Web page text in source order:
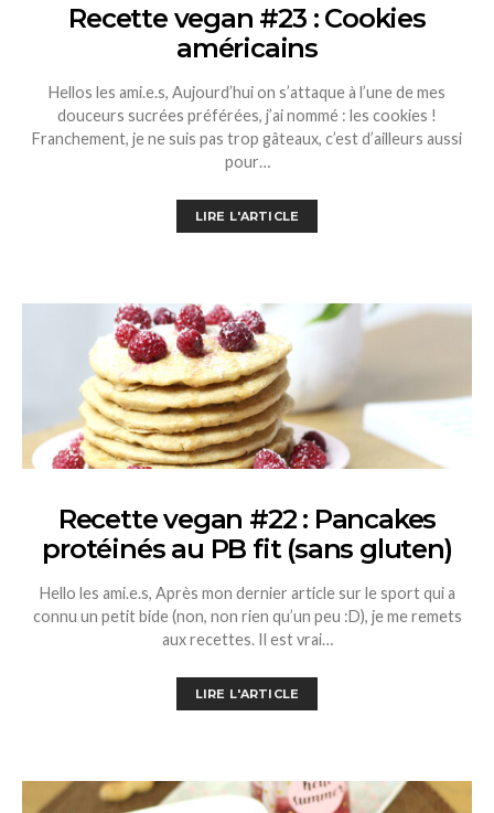
Recette vegan #23 : Cookies
américains
Hellos les ami.e.s, Aujourd’hui on s’attaque à l’une de mes
douceurs sucrées préférées, j’ai nommé : les cookies !
Franchement, je ne suis pas trop gâteaux, c’est d’ailleurs aussi
pour…
LIRE L'ARTICLE
Recette vegan #22 : Pancakes
protéinés au PB fit (sans gluten)
Hello les ami.e.s, Après mon dernier article sur le sport qui a
connu un petit bide (non, non rien qu’un peu :D), je me remets
aux recettes. Il est vrai…
LIRE L'ARTICLE